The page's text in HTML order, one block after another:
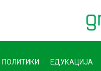
ПОЛИТИКИ ЕДУКАЦИЈА